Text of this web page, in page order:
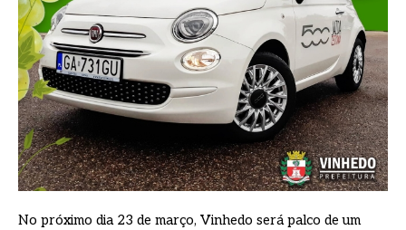
No próximo dia 23 de março, Vinhedo será palco de um